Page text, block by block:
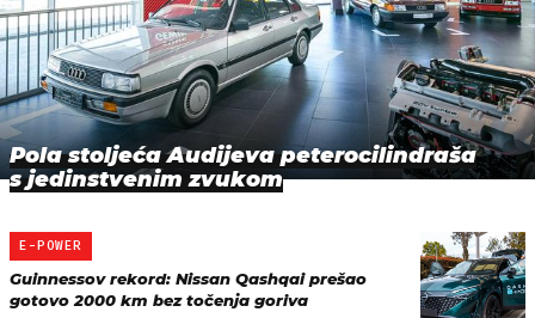
Pola stoljeća Audijeva peterocilindraša
s jedinstvenim zvukom
E-POWER
Guinnessov rekord: Nissan Qashqai prešao
gotovo 2000 km bez točenja goriva